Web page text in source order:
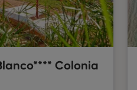
Colonia